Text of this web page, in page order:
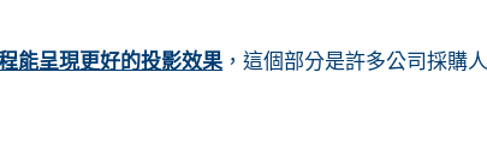
能呈現更好的投影效果 ，這個部分是許多公司採購人